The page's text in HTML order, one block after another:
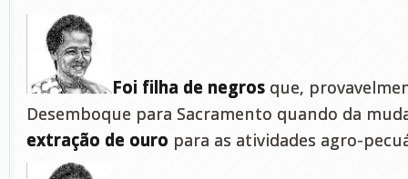
Foi filha de negros que,
Desemboque para Sacramento quando da
extração de ouro para as atividades agro-